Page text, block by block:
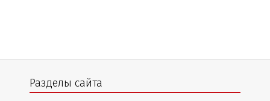
Разделы сайта